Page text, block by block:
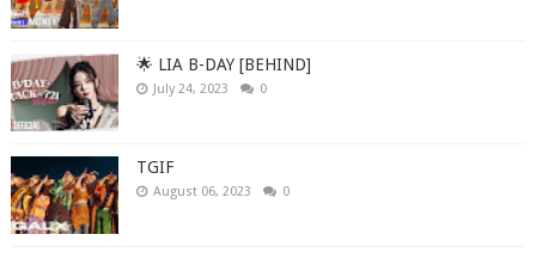
🌟 LIA B-DAY [BEHIND]
July 24, 2023 0
TGIF
August 06, 2023 0